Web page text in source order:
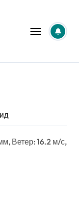
Ветер: 16.2 м/с,